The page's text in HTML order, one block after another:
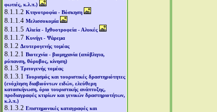
φωτιές, κ.λ.π.)
8.1.1.2 Κτηνοτροφία - Βόσκηση
8.1.1.4 Μελισσοκομία
8.1.1.5 Αλιεία - Ιχθυοτροφεία - Αλυκές
8.1.1.7 Κυνήγι - Ψάρεμα
8.1.2 Δευτερογενής τομέας
8.1.2.1 Βιοτεχνία - βιομηχανία (απόβλητα,
ρύπανση, θόρυβος, κίνηση)
8.1.3 Τριτογενής τομέας
8.1.3.1 Τουρισμός και τουριστικές δραστηριότητες
(ενόχληση διαβιούντων ειδών, ελεύθερη
κατασκήνωση, όριο τουριστικής ανάπτυξης,
προδιαγραφές κτιρίων και γενικών δραστηριοτήτων,
κ.λ.π.)
8.1.3.2 Επιστημονικές καταγραφές και